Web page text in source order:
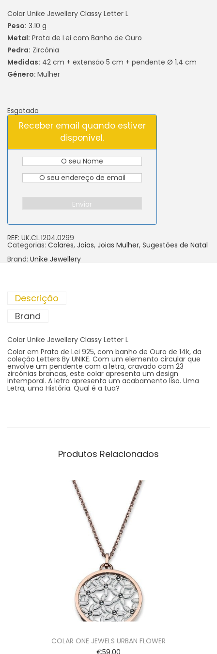
Colar Unike Jewellery Classy Letter L
Peso: 3.10 g
Metal: Prata de Lei com Banho de Ouro
Pedra: Zircónia
Medidas: 42 cm + extensão 5 cm + pendente Ø 1.4 cm
Género: Mulher
Esgotado
Receber email quando estiver
disponível.
Enviar
REF: UK.CL.1204.0299
Categorias: Colares, Joias, Joias Mulher, Sugestões de Natal
Brand: Unike Jewellery
Descrição
Brand
Colar Unike Jewellery Classy Letter L
Colar em Prata de Lei 925, com banho de Ouro de 14k, da
coleção Letters By UNIKE. Com um elemento circular que
envolve um pendente com a letra, cravado com 23
zircónias brancas, este colar apresenta um design
intemporal. A letra apresenta um acabamento liso. Uma
Letra, uma História. Qual é a tua?
Produtos Relacionados
COLAR ONE JEWELS URBAN FLOWER
€59.00